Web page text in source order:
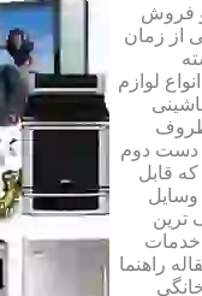
فروش
از زمان
لوازم
دست دوم
قابل
ترین
خدمات
راهنما
لوازم خانگی